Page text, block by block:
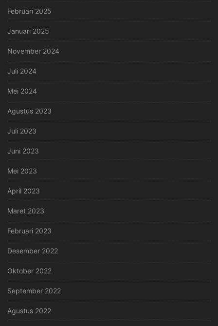
Februari 2025
Januari 2025
November 2024
Juli 2024
Mei 2024
Agustus 2023
Juli 2023
Juni 2023
Mei 2023
April 2023
Maret 2023
Februari 2023
Desember 2022
Oktober 2022
September 2022
Agustus 2022